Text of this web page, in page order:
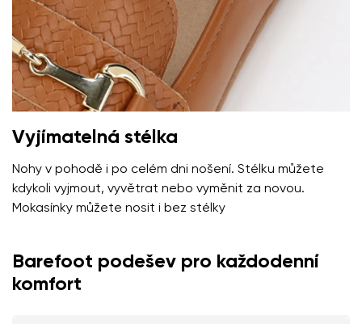
Vyjímatelná stélka
Nohy v pohodě i po celém dni nošení. Stélku můžete
kdykoli vyjmout, vyvětrat nebo vyměnit za novou.
Mokasínky můžete nosit i bez stélky
Barefoot podešev pro každodenní
komfort